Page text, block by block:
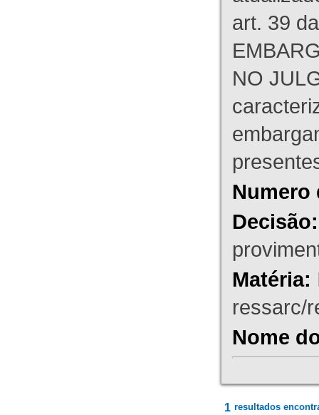
art. 39
NO
Numero
Decisão:
Matéria:
ressarc/
Nome
1 resultados